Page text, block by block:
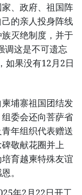
、政府、祖国阵
的亲人投身阵线
灭绝制度，并于
调这是不可遗忘
如果没有12月2日
埔寨祖国团结发
委会还向菩萨省
年组织代表赠送
敬献花圈并上
育越柬特殊友谊
。
年2月22日开工